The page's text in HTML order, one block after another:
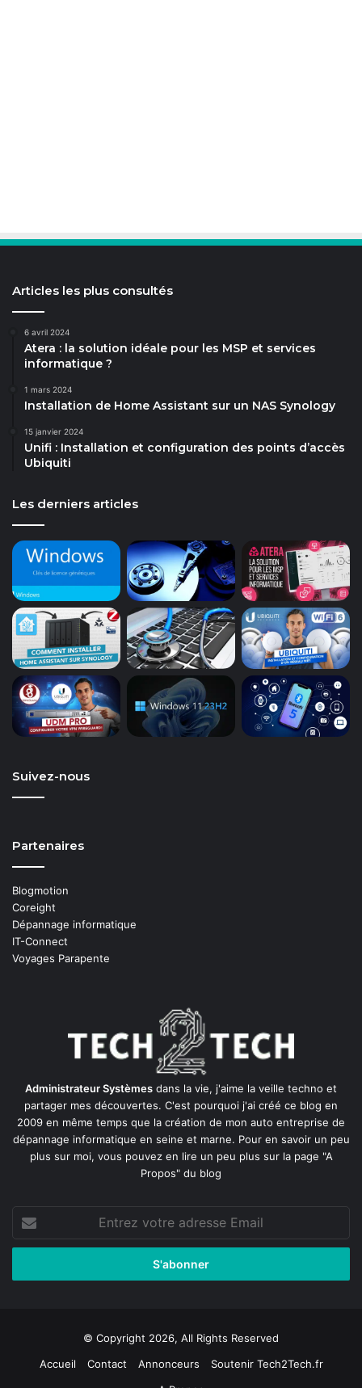
Articles les plus consultés
6 avril 2024
Atera : la solution idéale pour les MSP et services
informatique ?
1 mars 2024
Installation de Home Assistant sur un NAS Synology
15 janvier 2024
Unifi : Installation et configuration des points d’accès
Ubiquiti
Les derniers articles
Suivez-nous
Partenaires
Blogmotion
Coreight
Dépannage informatique
IT-Connect
Voyages Parapente
Administrateur Systèmes dans la vie, j'aime la veille techno et
partager mes découvertes. C'est pourquoi j'ai créé ce blog en
2009 en même temps que la création de mon auto entreprise de
dépannage informatique en seine et marne. Pour en savoir un peu
plus sur moi, vous pouvez en lire un peu plus sur la page "A
Propos" du blog
Entrez
votre
adresse
© Copyright 2026, All Rights Reserved
Accueil
Contact Annonceurs
Soutenir Tech2Tech.fr